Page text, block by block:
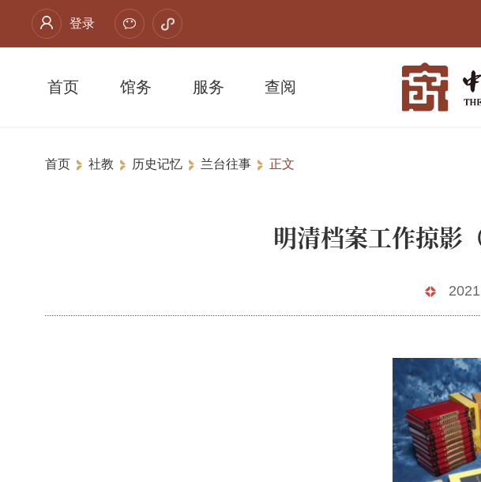
登录
首页 馆务 服务 查阅
首页 社教 历史记忆 兰台往事 正文
明清档案工作掠影